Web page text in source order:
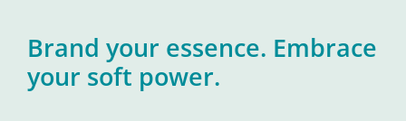
Brand your essence. Embrace
your soft power.